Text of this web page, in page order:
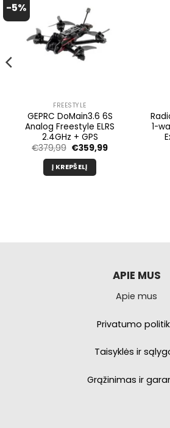
-5%
FREESTYLE
GEPRC DoMain3.6 6S
Analog Freestyle ELRS
2.4GHz + GPS
€379,99 Pradinė
buvo:
€379,99.
€359,99Dabartinė
Į KREPŠELĮ
1-
APIE MUS
Apie mus
Privatumo
Taisyklės ir
Grąžinimas ir